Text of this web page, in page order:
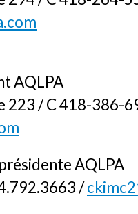
AQLPA
223 / C 418-386-
AQLPA
/